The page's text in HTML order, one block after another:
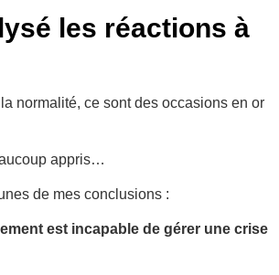
les réactions à
normalité, ce sont des occasions en or
appris…
de mes conclusions :
est incapable de gérer une crise